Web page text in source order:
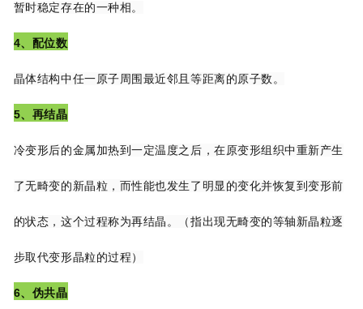
暂时稳定存在的一种相。
4、配位数
晶体结构中任一原子周围最近邻且等距离的原子数。
5、再结晶
冷变形后的金属加热到一定温度之后，在原变形组织中重新产生
了无畸变的新晶粒，而性能也发生了明显的变化并恢复到变形前
的状态，这个过程称为再结晶。（指出现无畸变的等轴新晶粒逐
步取代变形晶粒的过程）
6、伪共晶